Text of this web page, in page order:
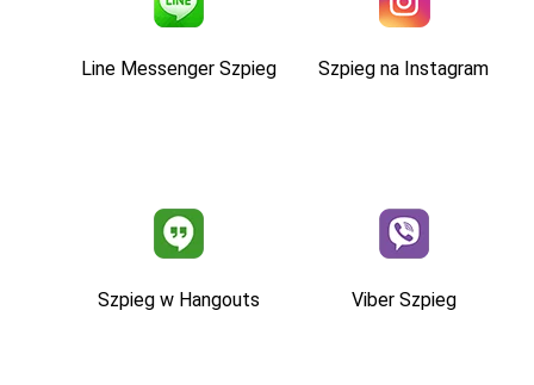
Line Messenger Szpieg Szpieg na Instagram
Szpieg w Hangouts Viber Szpieg